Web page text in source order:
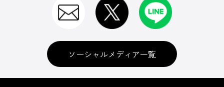
ソーシャルメディア一覧